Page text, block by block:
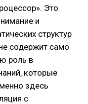
Это
и
структур
содержит само
роль в
которые
здесь
с